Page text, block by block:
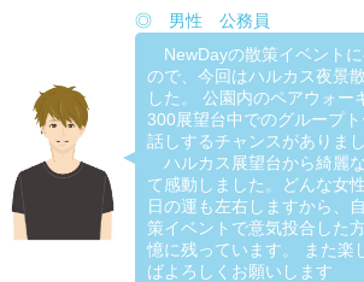
◎ 男性 公務員
NewDayの散策イベント
ので、今回はハルカス夜景
した。 公園内のペアウォー
300展望台中でのグループ
話しするチャンスがありまし
ハルカス展望台から綺麗
て感動しました。どんな女
日の運も左右しますから、
策イベントで意気投合した
憶に残っています。 また楽
ばよろしくお願いします